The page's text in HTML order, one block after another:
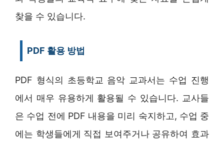
찾을 수 있습니다.
PDF 활용 방법
PDF 형식의 초등학교 음악 교과서는 수업 진행
에서 매우 유용하게 활용될 수 있습니다. 교사들
은 수업 전에 PDF 내용을 미리 숙지하고, 수업 중
에는 학생들에게 직접 보여주거나 공유하여 효과